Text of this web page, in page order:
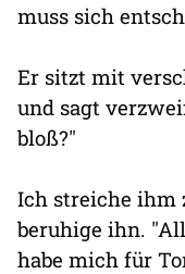
muss sich
Er sitzt mit
und sagt
bloß?"
Ich streiche ihm
beruhige ihn.
habe mich für